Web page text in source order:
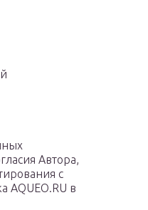
Автора,
с
AQUEO.RU в